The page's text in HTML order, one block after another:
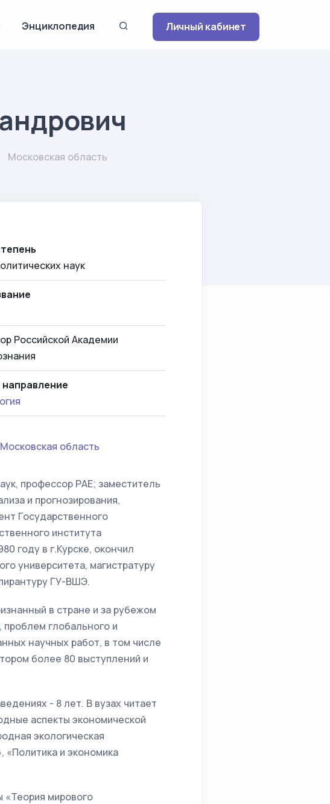
Энциклопедия Личный кабинет
Московская область
наук
Российской Академии
Московская область
профессор РАЕ; заместитель
и прогнозирования,
Государственного
института
году в г.Курске, окончил
университета, магистратуру
ГУ-ВШЭ.
в стране и за рубежом
проблем глобального и
научных работ, в том числе
более 80 выступлений и
- 8 лет. В вузах читает
аспекты экономической
экологическая
и экономика
«Теория мирового